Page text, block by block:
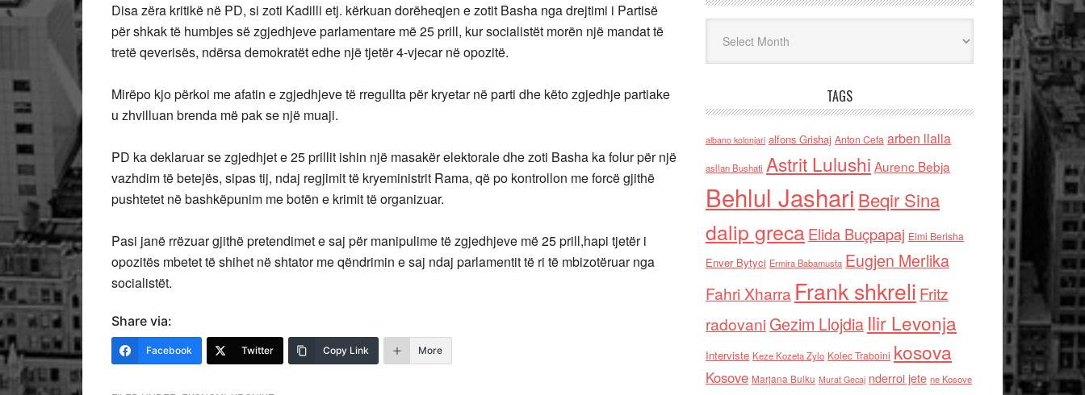
Disa zëra kritikë në PD, si zoti Kadilli etj. kërkuan dorëheqjen e zotit Basha nga drejtimi i Partisë
për shkak të humbjes së zgjedhjeve parlamentare më 25 prill, kur socialistët morën një mandat të
tretë qeverisës, ndërsa demokratët edhe një tjetër 4-vjecar në opozitë.
Mirëpo kjo përkoi me afatin e zgjedhjeve të rregullta për kryetar në parti dhe këto zgjedhje partiake
u zhvilluan brenda më pak se një muaji.
PD ka deklaruar se zgjedhjet e 25 prillit ishin një masakër elektorale dhe zoti Basha ka folur për një
vazhdim të betejës, sipas tij, ndaj regjimit të kryeministrit Rama, që po kontrollon me forcë gjithë
pushtetet në bashkëpunim me botën e krimit të organizuar.
Pasi janë rrëzuar gjithë pretendimet e saj për manipulime të zgjedhjeve më 25 prill,hapi tjetër i
opozitës mbetet të shihet në shtator me qëndrimin e saj ndaj parlamentit të ri të mbizotëruar nga
socialistët.
Share via:
Facebook Twitter Copy Link More
TAGS
albano kolonjari alfons Grishaj Anton Cefa arben llalla
asllan Bushati Astrit Lulushi Aurenc Bebja
Behlul Jashari Beqir Sina
dalip grecaElida Buçpapaj Elmi Berisha
Enver Bytyci Ermira Babamusta Eugjen Merlika
Fahri Xharra Frank shkreli Fritz
radovaniGezim Llojdia Ilir Levonja
Interviste Keze Kozeta Zylo Kolec Traboini kosova
Kosove Marjana Bulku Murat Gecaj nderroi jete ne Kosove